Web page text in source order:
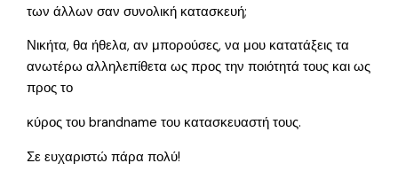
των άλλων σαν συνολική κατασκευή;
Νικήτα, θα ήθελα, αν μπορούσες, να μου κατατάξεις τα
ανωτέρω αλληλεπίθετα ως προς την ποιότητά τους και ως
προς το
κύρος του brandname του κατασκευαστή τους.
Σε ευχαριστώ πάρα πολύ!